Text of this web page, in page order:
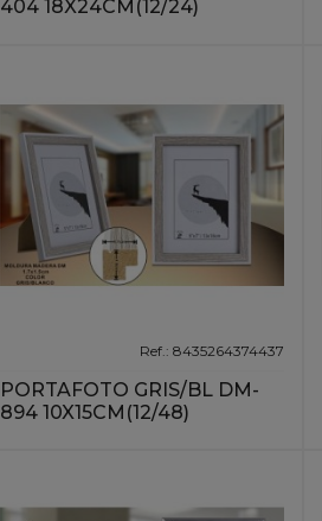
404 18X24CM(12/24)
Ref.: 8435264374437
PORTAFOTO GRIS/BL DM-
894 10X15CM(12/48)